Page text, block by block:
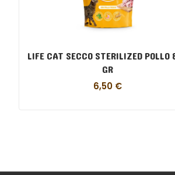
LIFE CAT SECCO STERILIZED POLLO 800
GR
6,50 €